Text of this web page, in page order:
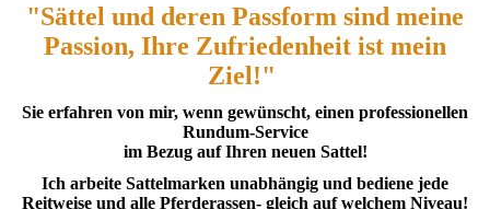
"Sättel und deren Passform sind meine
Passion, Ihre Zufriedenheit ist mein
Ziel!"
Sie erfahren von mir, wenn gewünscht, einen professionellen
Rundum-Service
im Bezug auf Ihren neuen Sattel!
Ich arbeite Sattelmarken unabhängig und bediene jede
Reitweise und alle Pferderassen- gleich auf welchem Niveau!